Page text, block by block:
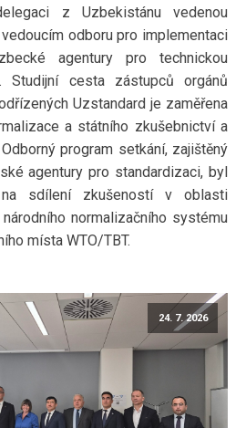
z Uzbekistánu vedenou
odboru pro implementaci
agentury pro technickou
Studijní cesta zástupců orgánů
Uzstandard je zaměřena
a státního zkušebnictví a
program setkání, zajištěný
agentury pro standardizaci, byl
na sdílení zkušeností v oblasti
normalizačního systému
místa WTO/TBT.
24. 7. 2026